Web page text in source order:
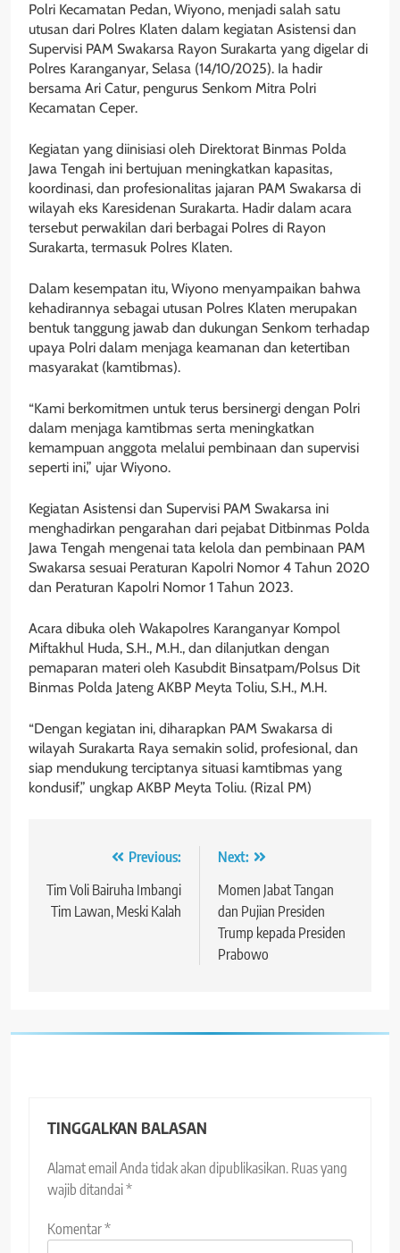
Polri Kecamatan Pedan, Wiyono, menjadi salah satu
utusan dari Polres Klaten dalam kegiatan Asistensi dan
Supervisi PAM Swakarsa Rayon Surakarta yang digelar di
Polres Karanganyar, Selasa (14/10/2025). Ia hadir
bersama Ari Catur, pengurus Senkom Mitra Polri
Kecamatan Ceper.
Kegiatan yang diinisiasi oleh Direktorat Binmas Polda
Jawa Tengah ini bertujuan meningkatkan kapasitas,
koordinasi, dan profesionalitas jajaran PAM Swakarsa di
wilayah eks Karesidenan Surakarta. Hadir dalam acara
tersebut perwakilan dari berbagai Polres di Rayon
Surakarta, termasuk Polres Klaten.
Dalam kesempatan itu, Wiyono menyampaikan bahwa
kehadirannya sebagai utusan Polres Klaten merupakan
bentuk tanggung jawab dan dukungan Senkom terhadap
upaya Polri dalam menjaga keamanan dan ketertiban
masyarakat (kamtibmas).
“Kami berkomitmen untuk terus bersinergi dengan Polri
dalam menjaga kamtibmas serta meningkatkan
kemampuan anggota melalui pembinaan dan supervisi
seperti ini,” ujar Wiyono.
Kegiatan Asistensi dan Supervisi PAM Swakarsa ini
menghadirkan pengarahan dari pejabat Ditbinmas Polda
Jawa Tengah mengenai tata kelola dan pembinaan PAM
Swakarsa sesuai Peraturan Kapolri Nomor 4 Tahun 2020
dan Peraturan Kapolri Nomor 1 Tahun 2023.
Acara dibuka oleh Wakapolres Karanganyar Kompol
Miftakhul Huda, S.H., M.H., dan dilanjutkan dengan
pemaparan materi oleh Kasubdit Binsatpam/Polsus Dit
Binmas Polda Jateng AKBP Meyta Toliu, S.H., M.H.
“Dengan kegiatan ini, diharapkan PAM Swakarsa di
wilayah Surakarta Raya semakin solid, profesional, dan
siap mendukung terciptanya situasi kamtibmas yang
kondusif,” ungkap AKBP Meyta Toliu. (Rizal PM)
Navigasi
pos
Previous:
Tim Voli Bairuha Imbangi
Tim Lawan, Meski Kalah
Next:
Momen Jabat Tangan
dan Pujian Presiden
Trump kepada Presiden
Prabowo
TINGGALKAN BALASAN
Alamat email Anda tidak akan dipublikasikan. Ruas yang
wajib ditandai*
Komentar*